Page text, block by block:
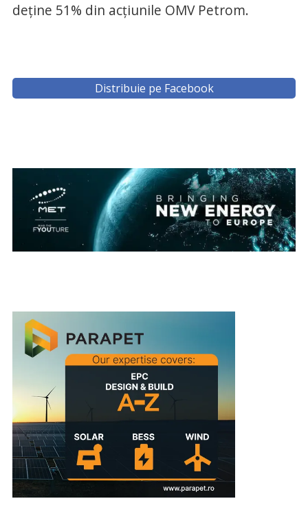
deține 51% din acțiunile OMV Petrom.
Distribuie pe Facebook